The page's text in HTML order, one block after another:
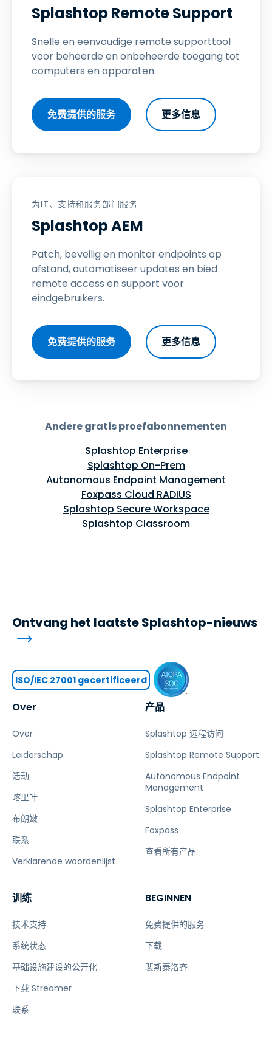
Splashtop Remote Support
Snelle en eenvoudige remote supporttool
voor beheerde en onbeheerde toegang tot
computers en apparaten.
免费提供的服务 更多信息
为IT、支持和服务部门服务
Splashtop AEM
Patch, beveilig en monitor endpoints op
afstand, automatiseer updates en bied
remote access en support voor
eindgebruikers.
免费提供的服务 更多信息
Andere gratis proefabonnementen
Splashtop Enterprise
Splashtop On-Prem
Autonomous Endpoint Management
Foxpass Cloud RADIUS
Splashtop Secure Workspace
Splashtop Classroom
Over
Over
Leiderschap
活动
喀里叶
布朗嫩
联系
Verklarende woordenlijst
产品
Splashtop 远程访问
Splashtop Remote Support
Autonomous Endpoint
Management
Splashtop Enterprise
Foxpass
查看所有产品
训练
技术支持
系统状态
基础设施建设的公开化
下载 Streamer
联系
BEGINNEN
免费提供的服务
下载
裴斯泰洛齐
Ontvang het laatste Splashtop-nieuws
ISO/IEC 27001 gecertificeerd